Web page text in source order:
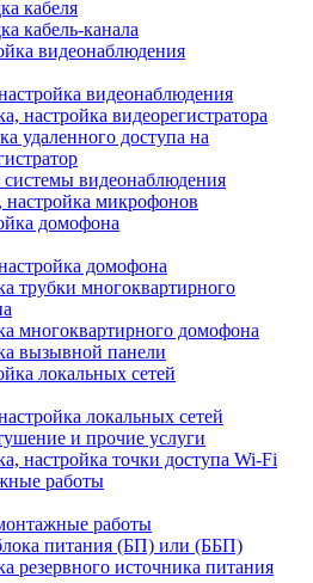
кабеля
кабель-канала
видеонаблюдения
видеонаблюдения
настройка видеорегистратора
удаленного доступа на
видеонаблюдения
микрофонов
домофона
домофона
трубки многоквартирного
многоквартирного домофона
вызывной панели
локальных сетей
локальных сетей
и прочие услуги
настройка точки доступа Wi-Fi
работы
работы
питания (БП) или (ББП)
резервного источника питания